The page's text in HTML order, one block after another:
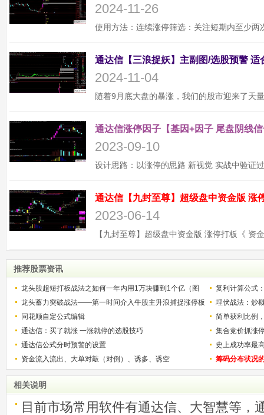
2024-11-26
2024-11-04
通达信涨停因子【基因+因子 尾盘阴线
2023-09-10
2023-06-14
推荐股票资讯
龙头股超短打板战法之如何一年内用1万块赚到1个亿（图
解）
复利计算公式
少？
龙头蓄力突破战法——第一时间介入牛股主升浪捕捉涨停板
的技巧（图解）
埋伏战法：炒
同花顺自定公式编辑
简单获利比例
用
通达信：买了就涨 一涨就停的选股技巧
集合竞价抓涨
通达信公式分时预警的设置
史上成功率最
称选股法宝！
资金流入流出、大单对敲（对倒）、诱多、诱空 筹码分布状况
相关说明
目前市场常用软件有通达信、大智慧等，